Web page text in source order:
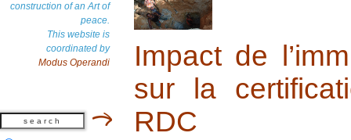
construction of an Art of
peace.
This website is
coordinated by
Modus Operandi
Impact de
sur la
RDC